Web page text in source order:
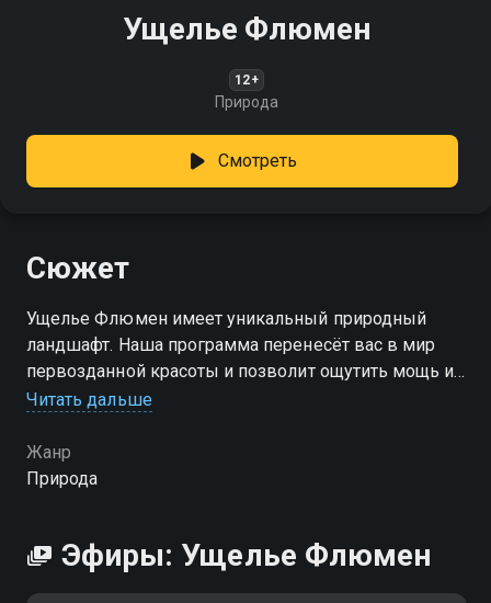
Ущелье Флюмен
12+
Природа
Смотреть
Сюжет
Ущелье Флюмен имеет уникальный природный
ландшафт. Наша программа перенесёт вас в мир
первозданной красоты и позволит ощутить мощь и
величие природы
Читать дальше
Жанр
Природа
Эфиры: Ущелье Флюмен